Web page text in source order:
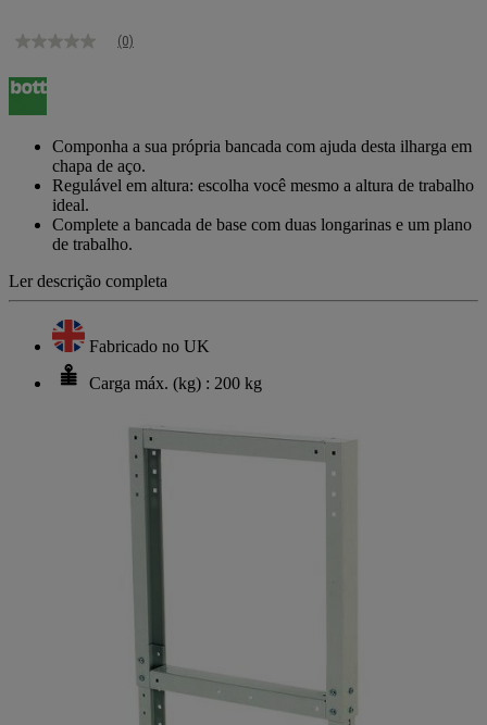
Sem
de
classificação
Link
mesma
página.
(0)
Componha a sua própria bancada com ajuda desta ilharga em
chapa de aço.
Regulável em altura: escolha você mesmo a altura de trabalho
ideal.
Complete a bancada de base com duas longarinas e um plano
de trabalho.
Ler descrição completa
Fabricado no UK
Carga máx. (kg) : 200 kg